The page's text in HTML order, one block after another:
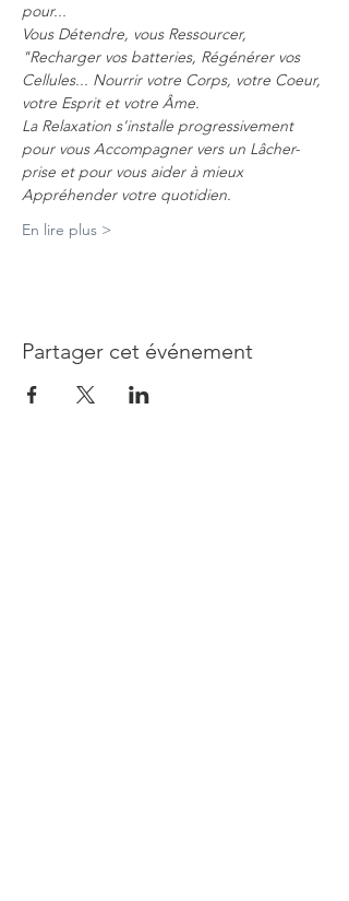
pour...
Vous Détendre, vous Ressourcer,
"Recharger vos batteries, Régénérer vos
Cellules... Nourrir votre Corps, votre Coeur,
votre Esprit et votre Âme.
La Relaxation s'installe progressivement
pour vous Accompagner vers un Lâcher-
prise et pour vous aider à mieux
Appréhender votre quotidien.
En lire plus >
Partager cet événement